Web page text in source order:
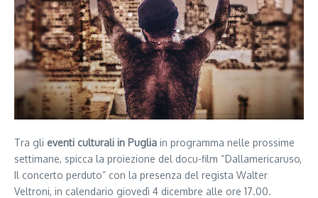
Tra gli eventi culturali in Puglia in programma nelle prossime
settimane, spicca la proiezione del docu-film “Dallamericaruso,
Il concerto perduto” con la presenza del regista Walter
Veltroni, in calendario giovedì 4 dicembre alle ore 17.00.